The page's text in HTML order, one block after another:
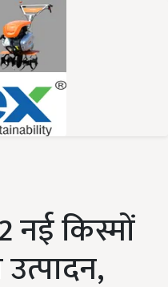
नई किस्मों